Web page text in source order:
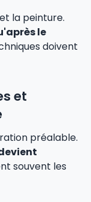
la peinture.
le
doivent
et
préalable.
souvent les